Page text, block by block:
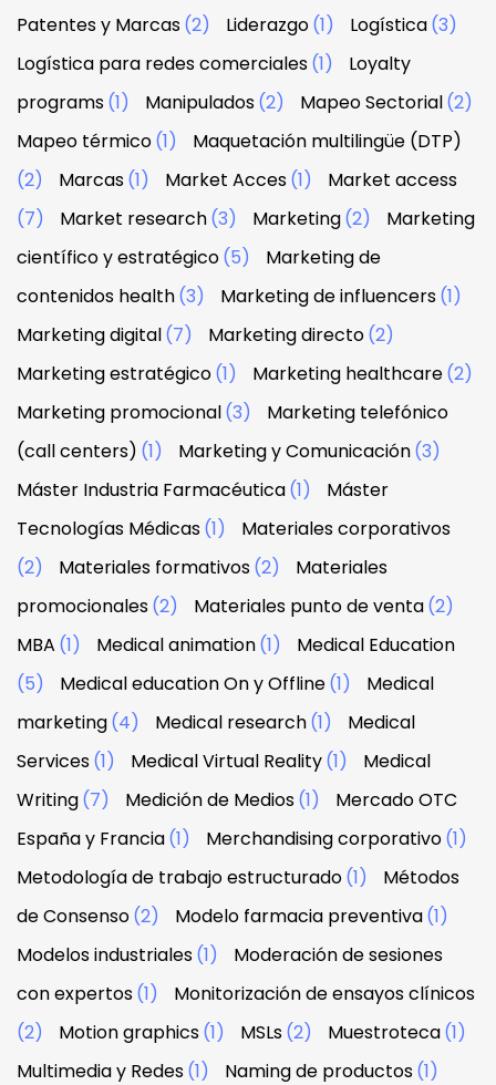
Patentes y Marcas(2) Liderazgo(1) Logística(3)
Logística para redes comerciales(1)
Loyalty
programs(1) Manipulados(2) Mapeo Sectorial(2)
Mapeo térmico(1)
Maquetación multilingüe (DTP)
(2)
Marcas(1) Market Acces(1)
Market access
(7)
Market research(3) Marketing(2)
Marketing
científico y estratégico(5)
Marketing de
contenidos health(3) Marketing de influencers(1)
Marketing digital(7) Marketing directo(2)
Marketing estratégico(1) Marketing healthcare(2)
Marketing promocional(3)
Marketing telefónico
(call centers) (1) Marketing y Comunicación(3)
Máster Industria Farmacéutica(1)
Máster
Tecnologías Médicas(1)
Materiales corporativos
(2)
Materiales formativos(2)
Materiales
promocionales(2) Materiales punto de venta(2)
MBA (1) Medical animation(1)
Medical Education
(5)
Medical education On y Offline(1)
Medical
marketing(4) Medical research(1)
Medical
Services(1) Medical Virtual Reality(1)
Medical
Writing(7) Medición de Medios(1)
Mercado OTC
España y Francia(1) Merchandising corporativo(1)
Metodología de trabajo estructurado(1)
Métodos
de Consenso(2) Modelo farmacia preventiva(1)
Modelos industriales(1)
Moderación de sesiones
con expertos(1)
Monitorización de ensayos clínicos
(2)
Motion graphics(1) MSLs(2) Muestroteca(1)
Multimedia y Redes(1) Naming de productos(1)